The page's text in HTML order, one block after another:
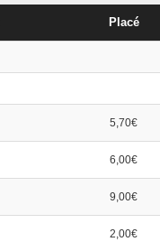
Placé
5,70€
6,00€
9,00€
2,00€